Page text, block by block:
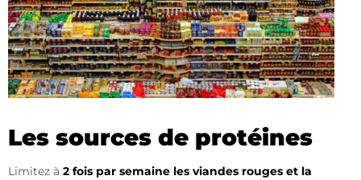
Les sources de protéines
Limitez à 2 fois par semaine les viandes rouges et la